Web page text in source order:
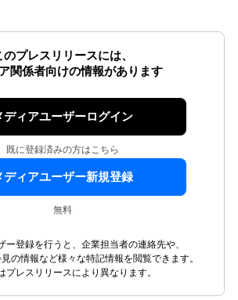
のプレスリリースには、
関係者向けの情報があります
ディアユーザーログイン
既に登録済みの方はこちら
ディアユーザー新規登録
無料
ー登録を行うと、企業担当者の連絡先や、
の情報など様々な特記情報を閲覧できます。
プレスリリースにより異なります。